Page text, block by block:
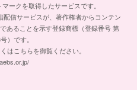
ークを取得したサービスです。
信サービスが、著作権者からコンテン
あることを示す登録商標（登録番号 第
）です。
はこちらを御覧ください。